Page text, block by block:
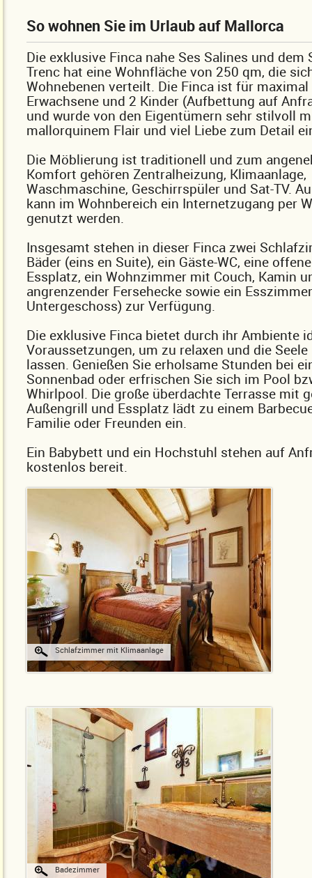
So wohnen Sie im Urlaub auf Mallorca
Die exklusive Finca nahe Ses Salines und dem
Trenc hat eine Wohnfläche von 250 qm, die
Wohnebenen verteilt. Die Finca ist für maximal
Erwachsene und 2 Kinder (Aufbettung auf
und wurde von den Eigentümern sehr stilvoll
mallorquinem Flair und viel Liebe zum Detail
Die Möblierung ist traditionell und zum
Komfort gehören Zentralheizung, Klimaanlage,
Waschmaschine, Geschirrspüler und Sat-TV.
kann im Wohnbereich ein Internetzugang per
genutzt werden.
Insgesamt stehen in dieser Finca zwei
Bäder (eins en Suite), ein Gäste-WC, eine
Essplatz, ein Wohnzimmer mit Couch, Kamin
angrenzender Fersehecke sowie ein
Untergeschoss) zur Verfügung.
Die exklusive Finca bietet durch ihr Ambiente
Voraussetzungen, um zu relaxen und die
lassen. Genießen Sie erholsame Stunden bei
Sonnenbad oder erfrischen Sie sich im Pool
Whirlpool. Die große überdachte Terrasse mit
Außengrill und Essplatz lädt zu einem
Familie oder Freunden ein.
Ein Babybett und ein Hochstuhl stehen auf
kostenlos bereit.
Schlafzimmer mit Klimaanlage
Badezimmer